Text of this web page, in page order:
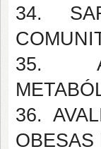
34.
35.
36.